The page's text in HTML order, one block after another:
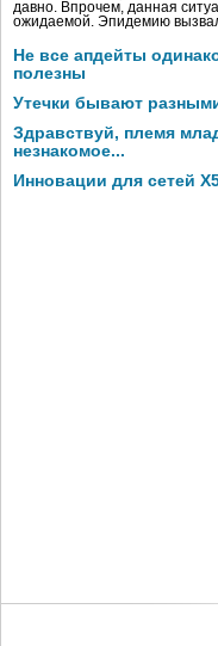
давно. Впрочем, данная
ожидаемой. Эпидемию
Не все апдейты
полезны
Утечки бывают
Здравствуй, племя
незнакомое...
Инновации для сетей